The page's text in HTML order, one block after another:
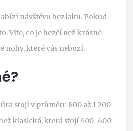
návštěvu bez laku. Pokud
Víte, co je hezčí než krásné
nohy, které vás nebozí.
stojí v průměru 800 až 1 200
klasická, která stojí 400-600